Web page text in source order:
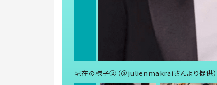
現在の様子②（＠julienmakraiさんより提供）